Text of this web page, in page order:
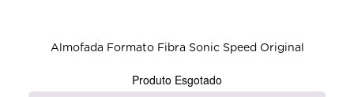
Almofada Formato Fibra Sonic Speed Original
Produto Esgotado